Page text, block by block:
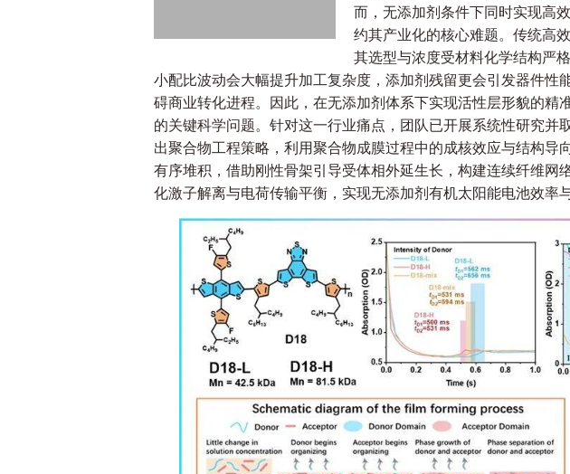
而，无添加剂条件下同时实现高
约其产业化的核心难题。传统高
其选型与浓度受材料化学结构严
小配比波动会大幅提升加工复杂度，添加剂残留更会引发器件性
碍商业转化进程。因此，在无添加剂体系下实现活性层形貌的精
的关键科学问题。针对这一行业痛点，团队已开展系统性研究并
出聚合物工程策略，利用聚合物成膜过程中的成核效应与结构导
有序堆积，借助刚性骨架引导受体相外延生长，构建连续纤维网
化激子解离与电荷传输平衡，实现无添加剂有机太阳能电池效率